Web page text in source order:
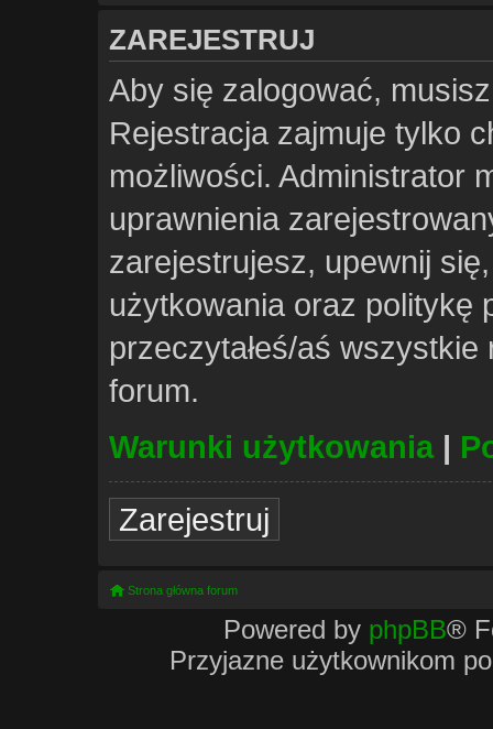
ZAREJESTRUJ
Aby się zalogować,
Rejestracja zajmuje tylko
możliwości. Administrator
uprawnienia
zarejestrujesz, upewnij
użytkowania oraz politykę
przeczytałeś/aś
forum.
Warunki użytkowania|
Zarejestruj
Strona główna forum
Powered by phpBB®
Przyjazne użytkownikom